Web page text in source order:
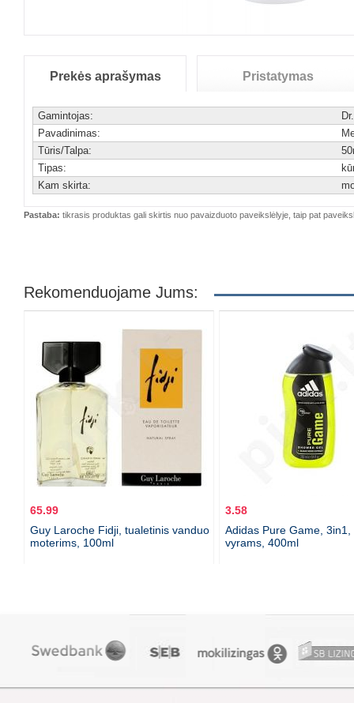
Prekės aprašymas Pristatymas
Gamintojas:
Pavadinimas:
Tūris/Talpa:
Tipas:
Kam skirta:
Pastaba: tikrasis produktas gali skirtis nuo pavaizduoto paveikslėlyje, taip pat
Rekomenduojame Jums:
65.99
Guy Laroche Fidji, tualetinis vanduo
moterims, 100ml
3.58
Adidas Pure Game, 3in1,
vyrams, 400ml